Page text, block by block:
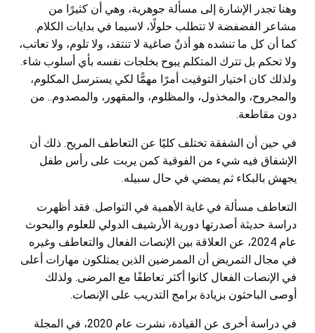
وهنا تجدر الإشارة إلى مسألة جوهرية، وهي أن كثيرًا من
مشاعر الفضفضة لا تتطلب حلولًا، لاسيما في بدايات الكلام.
كما أن كل ما تنشده هو أذنٌ صاغية لا تنتقد، ولا تلوم، ولا تعاتب،
ولا تحكم بل تترك المتكلم يبوح بخلجات نفسه بأي أسلوب شاء.
ولذلك كان اختيار التوقيت أمرًا مهمًّا لكي يسترسل المكلوم،
والمجروح، والمخذول، والمظلوم، والمقهور، والمصدوم.. من
دون مقاطعة.
في حين أن الشفقة تختلف كليًا عن التعاطف المريح. ذلك أن
الإشفاق فيه شيء من الفوقية كمن يربت على رأس طفل
يجهش بالبكاء ثم يمضي في حال سبيله.
التعاطف مسألة في غاية الأهمية في التواصل. فقد أظهرت
دراسة حديثة أصدرتها دورية الأرشيف الدولي للعلوم والبحوث
عام 2024، عن العلاقة بين الإنصات الفعال والتعاطف وغيره
في مجال التمريض أن الممرضين الذين يمتلكون مهارات أعلى
في الإنصات الفعال كانوا أكثر تعاطفًا مع المرضى. ولذلك
أوصى الباحثون بزيادة برامج التدريب على الإنصات.
في دراسة أخرى عن القيادة، نشرت عام 2020، في المجلة